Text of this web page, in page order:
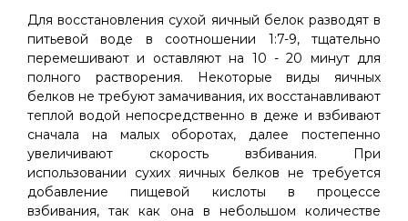
Для восстановления сухой яичный белок разводят в
питьевой воде в соотношении 1:7-9, тщательно
перемешивают и оставляют на 10 - 20 минут для
полного растворения. Некоторые виды яичных
белков не требуют замачивания, их восстанавливают
теплой водой непосредственно в деже и взбивают
сначала на малых оборотах, далее постепенно
увеличивают скорость взбивания. При
использовании сухих яичных белков не требуется
добавление пищевой кислоты в процессе
взбивания, так как она в небольшом количестве